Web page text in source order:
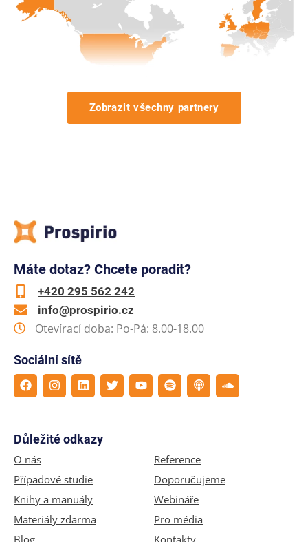
Zobrazit všechny partnery
Máte dotaz? Chcete poradit?
+420 295 562 242
info@prospirio.cz
Otevírací doba: Po-Pá: 8.00-18.00
Sociální sítě
Důležité odkazy
O nás
Případové studie
Knihy a manuály
Materiály zdarma
Blog
Reference
Doporučujeme
Webináře
Pro média
Kontakty